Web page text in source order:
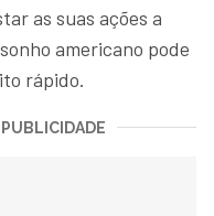
as suas ações a
americano pode
rápido.